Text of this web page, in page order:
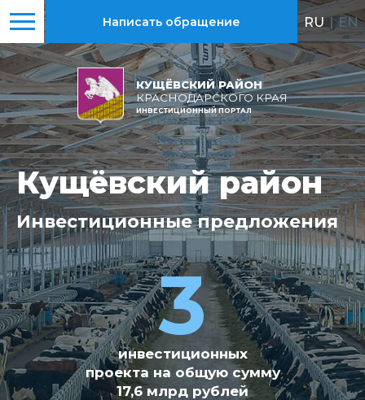
КУЩЁВСКИЙ РАЙОН
КРАСНОДАРСКОГО КРАЯ
ИНВЕСТИЦИОННЫЙ ПОРТАЛ
Написать обращение RU | EN
Кущёвский район
Инвестиционныепредложения
3
инвестиционных
проекта на общую сумму
17,6 млрд рублей
Кущёвский район
Всегореализовано
17
крупных проектов
реализованоза 2015-
2021гг. на общую сумму